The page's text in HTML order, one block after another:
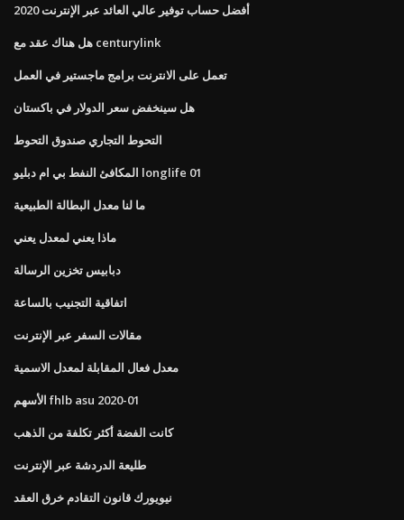
أفضل حساب توفير عالي العائد عبر الإنترنت 2020
هل هناك عقد مع centurylink
تعمل على الانترنت برامج ماجستير في العمل
هل سينخفض ​​سعر الدولار في باكستان
التحوط التجاري صندوق التحوط
المكافئ النفط بي ام دبليو longlife 01
ما لنا معدل البطالة الطبيعية
ماذا يعني لمعدل يعني
دبابيس تخزين الرسالة
اتفاقية التجنيب بالساعة
مقالات السفر عبر الإنترنت
معدل فعال المقابلة لمعدل الاسمية
الأسهم fhlb asu 2020-01
كانت الفضة أكثر تكلفة من الذهب
طليعة الدردشة عبر الإنترنت
نيويورك قانون التقادم خرق العقد